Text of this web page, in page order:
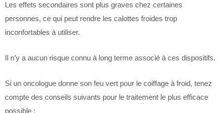
Les effets secondaires sont plus graves chez certaines
personnes, ce qui peut rendre les calottes froides trop
inconfortables à utiliser.
Il n’y a aucun risque connu à long terme associé à ces dispositifs.
Si un oncologue donne son feu vert pour le coiffage à froid, tenez
compte des conseils suivants pour le traitement le plus efficace
possible :